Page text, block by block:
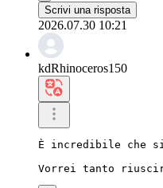
Scrivi una risposta
2026.07.30 10:21
kdRhinoceros150
È incredibile che
Vorrei tanto